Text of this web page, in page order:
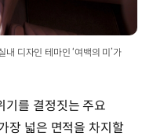
디자인 테마인 ‘여백의 미’가
기를 결정짓는 주요
장 넓은 면적을 차지할